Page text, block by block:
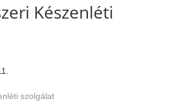
Készenléti
szolgálat